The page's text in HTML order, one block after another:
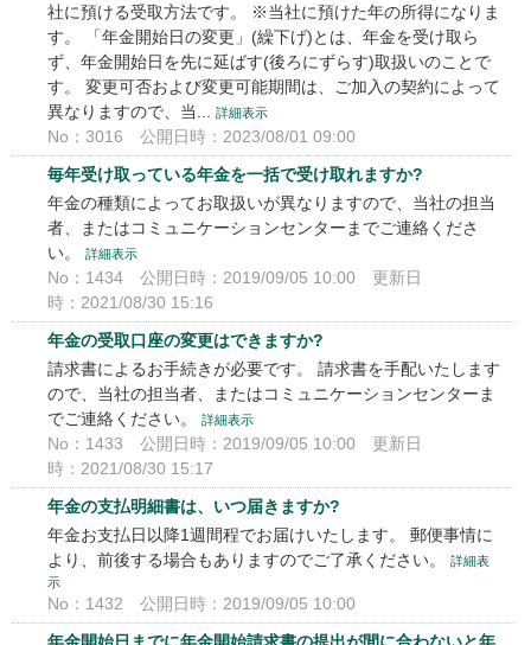
社に預ける受取方法です。 ※当社に預けた年の所得になりま
す。 「年金開始日の変更」(繰下げ)とは、年金を受け取ら
ず、年金開始日を先に延ばす(後ろにずらす)取扱いのことで
す。 変更可否および変更可能期間は、ご加入の契約によって
異なりますので、当...
詳細表示
No：3016
公開日時：2023/08/01 09:00
毎年受け取っている年金を一括で受け取れますか?
年金の種類によってお取扱いが異なりますので、当社の担当
者、またはコミュニケーションセンターまでご連絡くださ
い。
詳細表示
No：1434 公開日時：2019/09/05 10:00
更新日
時：2021/08/30 15:16
年金の受取口座の変更はできますか?
請求書によるお手続きが必要です。 請求書を手配いたします
ので、当社の担当者、またはコミュニケーションセンターま
でご連絡ください。
詳細表示
No：1433 公開日時：2019/09/05 10:00
更新日
時：2021/08/30 15:17
年金の支払明細書は、いつ届きますか?
年金お支払日以降1週間程でお届けいたします。 郵便事情に
より、前後する場合もありますのでご了承ください。
詳細表
示
No：1432
公開日時：2019/09/05 10:00
年金開始日までに年金開始請求書の提出が間に合わないと年